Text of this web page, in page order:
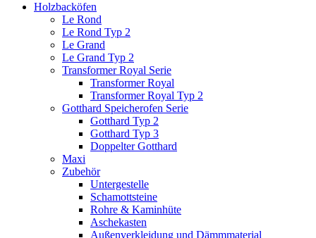
Holzbacköfen
Le Rond
Le Rond Typ 2
Le Grand
Le Grand Typ 2
Transformer Royal Serie
Transformer Royal
Transformer Royal Typ 2
Gotthard Speicherofen Serie
Gotthard Typ 2
Gotthard Typ 3
Doppelter Gotthard
Maxi
Zubehör
Untergestelle
Schamottsteine
Rohre & Kaminhüte
Aschekasten
Außenverkleidung und Dämmmaterial